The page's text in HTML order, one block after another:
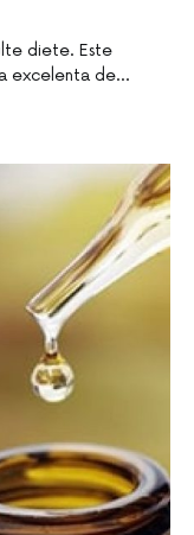
diete. Este
excelenta de…